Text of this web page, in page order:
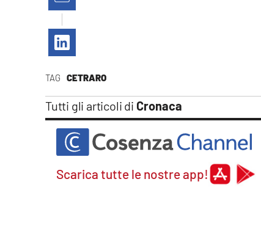
Vai
TAG CETRARO
Tutti gli articoli di Cronaca
Scarica tutte le nostre app!